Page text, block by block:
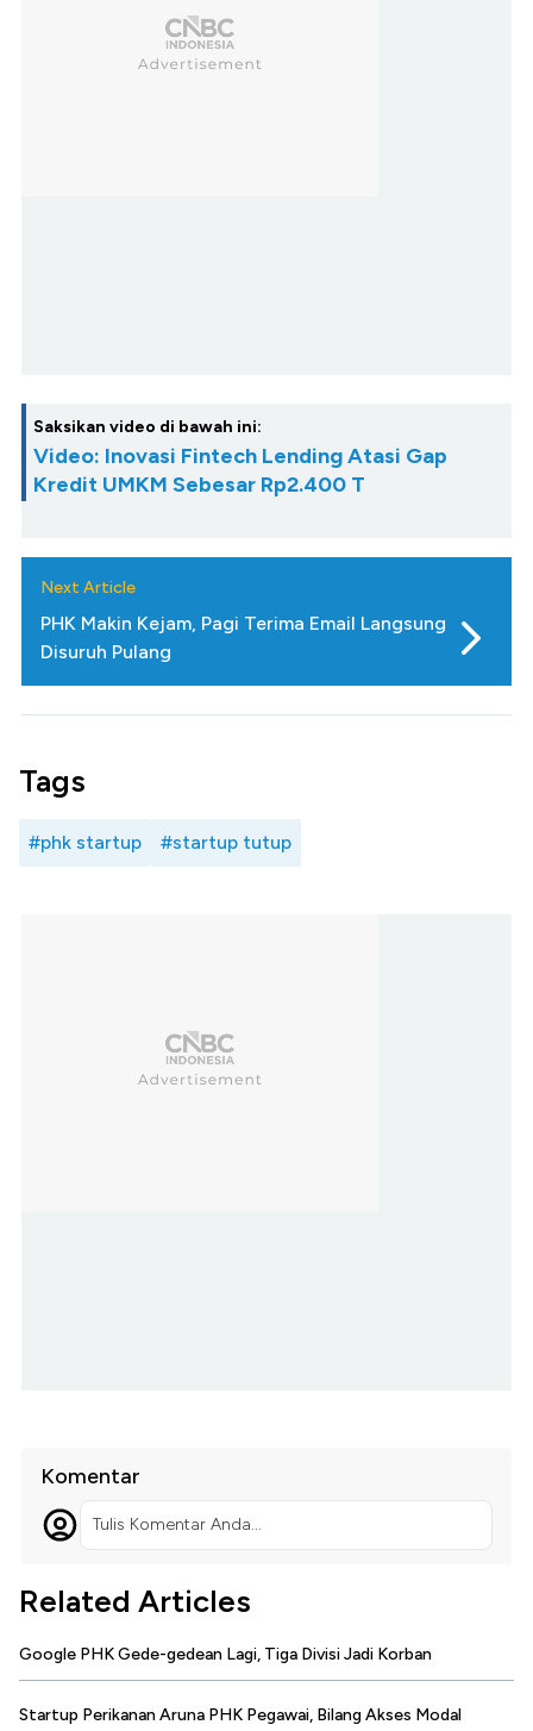
Saksikan video di bawah ini:
Video: Inovasi Fintech Lending Atasi Gap
Kredit UMKM Sebesar Rp2.400 T
Next Article
PHK Makin Kejam, Pagi Terima Email Langsung
Disuruh Pulang
Tags
#phk startup #startup tutup
Komentar
Tulis Komentar Anda...
Related Articles
Google PHK Gede-gedean Lagi, Tiga Divisi Jadi Korban
Startup Perikanan Aruna PHK Pegawai, Bilang Akses Modal